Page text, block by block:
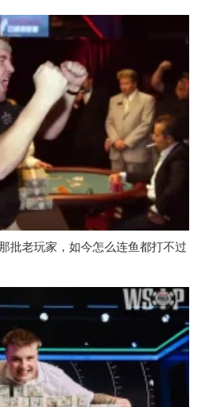
批老玩家，如今怎么连鱼都打不过